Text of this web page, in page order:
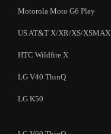
Motorola Moto G6 Play
US AT&T X/XR/XS/XSMAX
HTC Wildfire X
LG V40 ThinQ
LG K50